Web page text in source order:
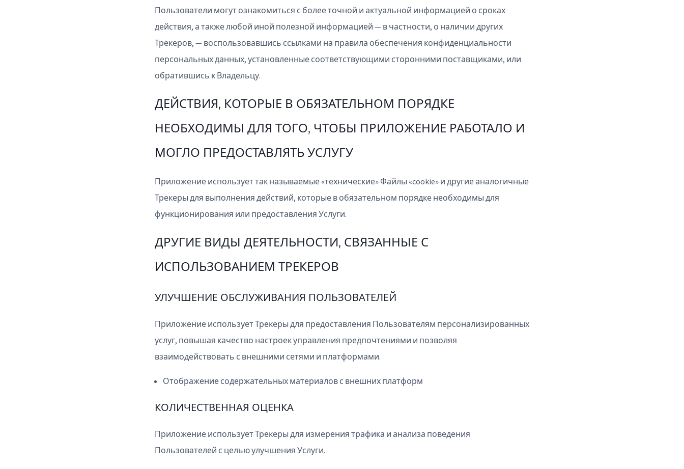
Пользователи могут ознакомиться с более точной и актуальной информацией о сроках
действия, а также любой иной полезной информацией — в частности, о наличии других
Трекеров, — воспользовавшись ссылками на правила обеспечения конфиденциальности
персональных данных, установленные соответствующими сторонними поставщиками, или
обратившись к Владельцу.
ДЕЙСТВИЯ, КОТОРЫЕ В ОБЯЗАТЕЛЬНОМ ПОРЯДКЕ
НЕОБХОДИМЫ ДЛЯ ТОГО, ЧТОБЫ ПРИЛОЖЕНИЕ РАБОТАЛО И
МОГЛО ПРЕДОСТАВЛЯТЬ УСЛУГУ
Приложение использует так называемые «технические» Файлы «cookie» и другие аналогичные
Трекеры для выполнения действий, которые в обязательном порядке необходимы для
функционирования или предоставления Услуги.
ДРУГИЕ ВИДЫ ДЕЯТЕЛЬНОСТИ, СВЯЗАННЫЕ С
ИСПОЛЬЗОВАНИЕМ ТРЕКЕРОВ
УЛУЧШЕНИЕ ОБСЛУЖИВАНИЯ ПОЛЬЗОВАТЕЛЕЙ
Приложение использует Трекеры для предоставления Пользователям персонализированных
услуг, повышая качество настроек управления предпочтениями и позволяя
взаимодействовать с внешними сетями и платформами.
Отображение содержательных материалов с внешних платформ
КОЛИЧЕСТВЕННАЯ ОЦЕНКА
Приложение использует Трекеры для измерения трафика и анализа поведения
Пользователей с целью улучшения Услуги.